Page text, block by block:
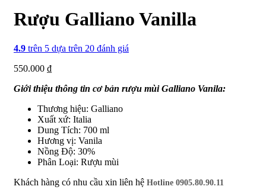
Rượu Galliano Vanilla
4.9 trên 5 dựa trên 20 đánh giá
550.000 ₫
Giới thiệu thông tin cơ bản rượu mùi Galliano Vanila:
Thương hiệu: Galliano
Xuất xứ: Italia
Dung Tích: 700 ml
Hương vị: Vanila
Nồng Độ: 30%
Phân Loại: Rượu mùi
Khách hàng có nhu cầu xin liên hệ Hotline 0905.80.90.11